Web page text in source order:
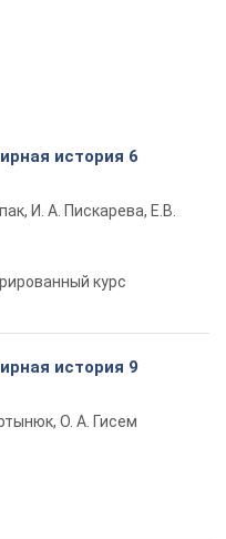
история 6
И. А. Пискарева, Е.В.
курс
история 9
О. А. Гисем